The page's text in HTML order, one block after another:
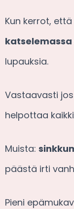
Kun kerrot,
lupauksia.
Vastaavasti jos
helpottaa
Muista:
päästä irti
Pieni